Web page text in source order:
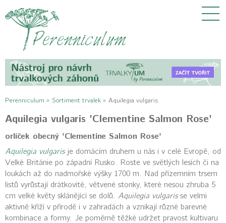
Perenniculum » Sortiment trvalek » Aquilegia vulgaris
Aquilegia vulgaris 'Clementine Salmon Rose'
orlíček obecný 'Clementine Salmon Rose'
Aquilegia vulgarisje domácím druhem u nás i v celé Evropě, od
Velké Británie po západní Rusko. Roste ve světlých lesích či na
loukách až do nadmořské výšky 1700 m. Nad přízemním trsem
listů vyrůstají drátkovité, větvené stonky, které nesou zhruba 5
cm velké květy sklánějící se dolů. Aquilegia vulgarisse velmi
aktivně kříží v přírodě i v zahradách a vznikají různé barevné
kombinace a formy. Je poměrně těžké udržet pravost kultivaru